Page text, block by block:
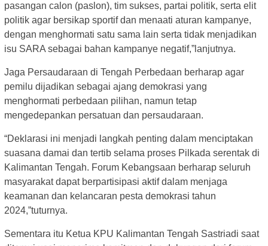
pasangan calon (paslon), tim sukses, partai politik, serta elit
politik agar bersikap sportif dan menaati aturan kampanye,
dengan menghormati satu sama lain serta tidak menjadikan
isu SARA sebagai bahan kampanye negatif,”lanjutnya.
Jaga Persaudaraan di Tengah Perbedaan berharap agar
pemilu dijadikan sebagai ajang demokrasi yang
menghormati perbedaan pilihan, namun tetap
mengedepankan persatuan dan persaudaraan.
“Deklarasi ini menjadi langkah penting dalam menciptakan
suasana damai dan tertib selama proses Pilkada serentak di
Kalimantan Tengah. Forum Kebangsaan berharap seluruh
masyarakat dapat berpartisipasi aktif dalam menjaga
keamanan dan kelancaran pesta demokrasi tahun
2024,”tuturnya.
Sementara itu Ketua KPU Kalimantan Tengah Sastriadi saat